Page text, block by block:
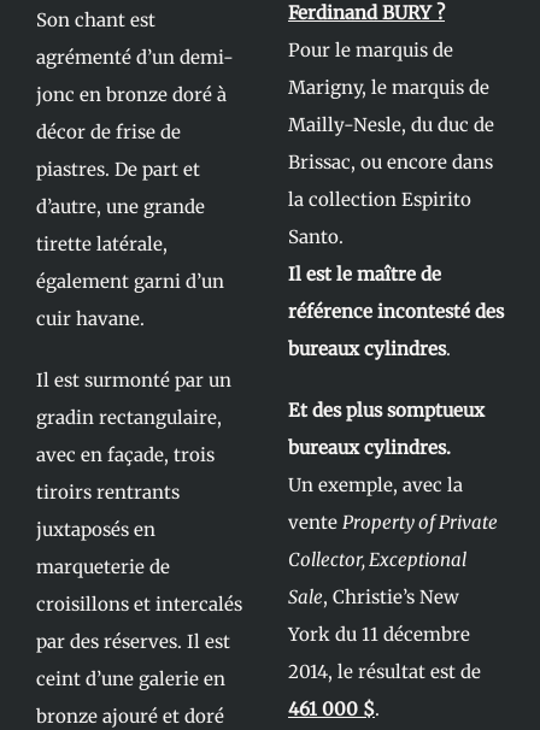
Son chant est
agrémenté d’un demi-
jonc en bronze doré à
décor de frise de
piastres. De part et
d’autre, une grande
tirette latérale,
également garni d’un
cuir havane.
Il est surmonté par un
gradin rectangulaire,
avec en façade, trois
tiroirs rentrants
juxtaposés en
marqueterie de
croisillons et intercalés
par des réserves. Il est
ceint d’une galerie en
bronze ajouré et doré
Ferdinand BURY ?
Pour le marquis de
Marigny, le marquis de
Mailly-Nesle, du duc de
Brissac, ou encore dans
la collection Espirito
Santo.
Il est le maître de
référence incontesté des
bureaux cylindres.
Et des plus somptueux
bureaux cylindres.
Un exemple, avec la
vente Property of Private
Collector, Exceptional
Sale, Christie’s New
York du 11 décembre
2014, le résultat est de
461 000 $.